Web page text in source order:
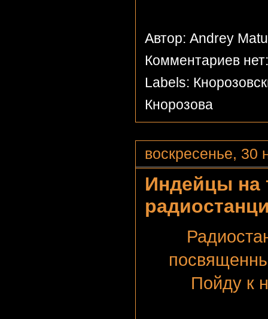
Автор: Andrey
Комментариев
Labels:
Кнорозова
воскресенье, 30
Индейцы на
Пойду к